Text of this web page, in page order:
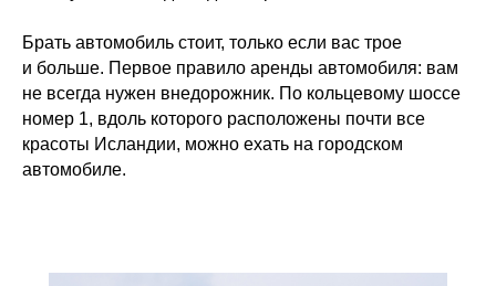
Брать автомобиль стоит, только если вас трое
и больше. Первое правило аренды автомобиля: вам
не всегда нужен внедорожник. По кольцевому шоссе
номер 1, вдоль которого расположены почти все
красоты Исландии, можно ехать на городском
автомобиле.